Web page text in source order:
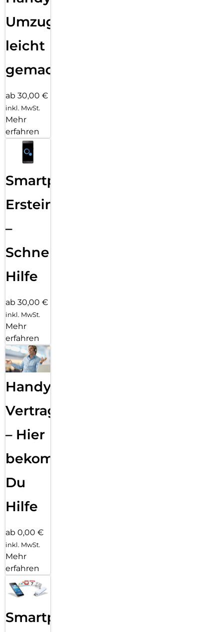
Umzug
leicht
gemacht!
ab 30,00 €
inkl. MwSt.
Mehr
erfahren
Smartphone
Ersteinrichtung
–
Schnelle
Hilfe
ab 30,00 €
inkl. MwSt.
Mehr
erfahren
Handy
Vertragsabwicklung
– Hier
bekommst
Du
Hilfe
ab 0,00 €
inkl. MwSt.
Mehr
erfahren
Smartphone